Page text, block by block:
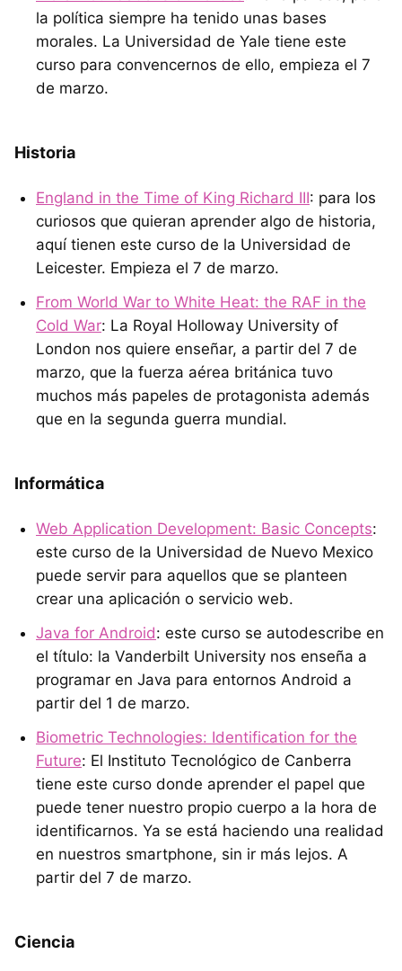
la política siempre ha tenido unas bases
morales. La Universidad de Yale tiene este
curso para convencernos de ello, empieza el 7
de marzo.
Historia
England in the Time of King Richard III: para los
curiosos que quieran aprender algo de historia,
aquí tienen este curso de la Universidad de
Leicester. Empieza el 7 de marzo.
From World War to White Heat: the RAF in the
Cold War: La Royal Holloway University of
London nos quiere enseñar, a partir del 7 de
marzo, que la fuerza aérea británica tuvo
muchos más papeles de protagonista además
que en la segunda guerra mundial.
Informática
Web Application Development: Basic Concepts:
este curso de la Universidad de Nuevo Mexico
puede servir para aquellos que se planteen
crear una aplicación o servicio web.
Java for Android: este curso se autodescribe en
el título: la Vanderbilt University nos enseña a
programar en Java para entornos Android a
partir del 1 de marzo.
Biometric Technologies: Identification for the
Future: El Instituto Tecnológico de Canberra
tiene este curso donde aprender el papel que
puede tener nuestro propio cuerpo a la hora de
identificarnos. Ya se está haciendo una realidad
en nuestros smartphone, sin ir más lejos. A
partir del 7 de marzo.
Ciencia